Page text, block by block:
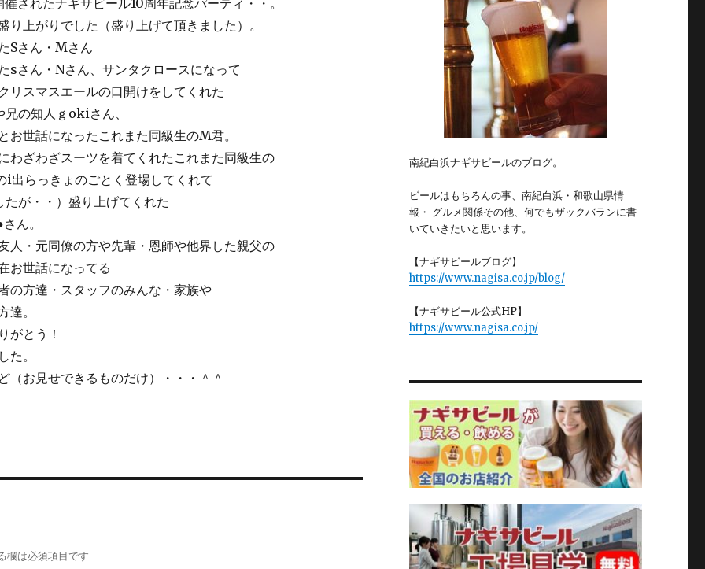
されたナギサビール10周年記念パーティ・・。
り上がりでした（盛り上げて頂きました）。
Sさん・Mさん
sさん・Nさん、サンタクロースになって
リスマスエールの口開けをしてくれた
の知人ｇokiさん、
お世話になったこれまた同級生のM君。
わざわざスーツを着てくれたこれまた同級生の
i出らっきょのごとく登場してくれて
たが・・）盛り上げてくれた
ん。
人・元同僚の方や先輩・恩師や他界した親父の
お世話になってる
の方達・スタッフのみんな・家族や
達。
がとう！
た。
（お見せできるものだけ）・・・＾＾
欄は必須項目です
南紀白浜ナギサビールのブログ。
ビールはもちろんの事、南紀白浜・和歌山県情
報・ グルメ関係その他、何でもザックバランに書
いていきたいと思います。
【ナギサビールブログ】
https://www.nagisa.co.jp/blog/
【ナギサビール公式HP】
https://www.nagisa.co.jp/